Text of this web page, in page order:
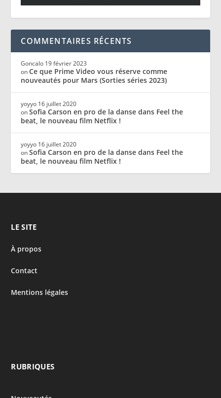
COMMENTAIRES RÉCENTS
Goncalo 19 février 2023
onCe que Prime Video vous réserve comme
nouveautés pour Mars (Sorties séries 2023)
yoyyo 16 juillet 2020
onSofia Carson en pro de la danse dans Feel the
beat, le nouveau film Netflix !
yoyyo 16 juillet 2020
onSofia Carson en pro de la danse dans Feel the
beat, le nouveau film Netflix !
LE SITE
À propos
Contact
Mentions légales
RUBRIQUES